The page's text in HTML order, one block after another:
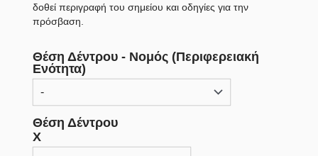
δοθεί περιγραφή του σημείου και οδηγίες για την
πρόσβαση.
Θέση Δέντρου - Νομός (Περιφερειακή
Ενότητα)
Θέση Δέντρου
X